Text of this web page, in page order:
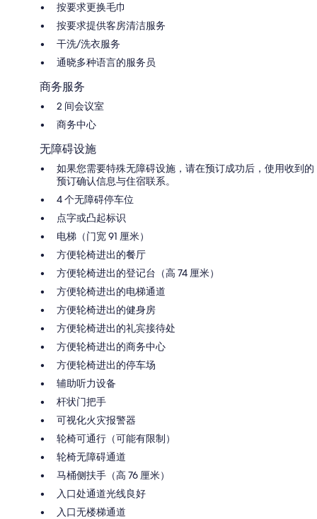
按要求更换毛巾
按要求提供客房清洁服务
干洗/洗衣服务
通晓多种语言的服务员
商务服务
2 间会议室
商务中心
无障碍设施
如果您需要特殊无障碍设施，请在预订成功后，使用收到的
预订确认信息与住宿联系。
4 个无障碍停车位
点字或凸起标识
电梯（门宽 91 厘米）
方便轮椅进出的餐厅
方便轮椅进出的登记台（高 74 厘米）
方便轮椅进出的电梯通道
方便轮椅进出的健身房
方便轮椅进出的礼宾接待处
方便轮椅进出的商务中心
方便轮椅进出的停车场
辅助听力设备
杆状门把手
可视化火灾报警器
轮椅可通行（可能有限制）
轮椅无障碍通道
马桶侧扶手（高 76 厘米）
入口处通道光线良好
入口无楼梯通道